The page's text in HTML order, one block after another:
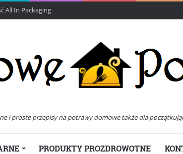
All In Packaging
i proste przepisy na potrawy domowe także dla
PRODUKTY PROZDROWOTNE